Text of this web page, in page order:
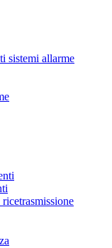
sistemi allarme